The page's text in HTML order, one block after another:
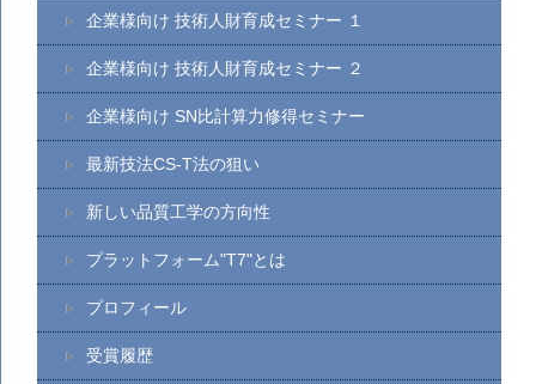
企業様向け 技術人財育成セミナー １
企業様向け 技術人財育成セミナー ２
企業様向け SN比計算力修得セミナー
最新技法CS-T法の狙い
新しい品質工学の方向性
プラットフォーム"T7"とは
プロフィール
受賞履歴